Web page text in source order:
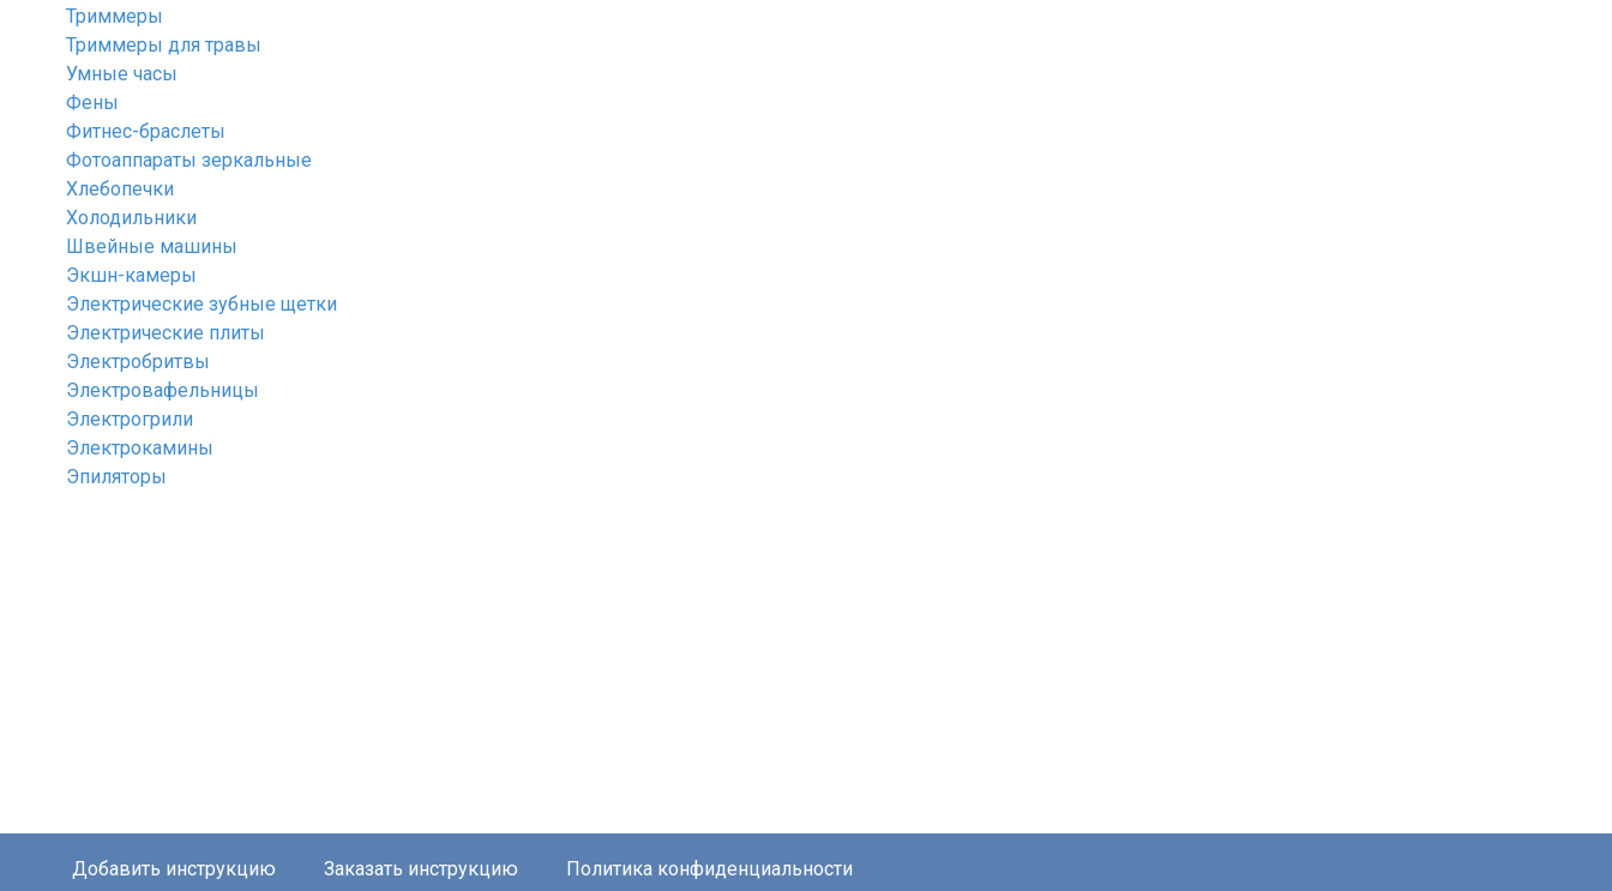
Триммеры
Триммеры для травы
Умные часы
Фены
Фитнес-браслеты
Фотоаппараты зеркальные
Хлебопечки
Холодильники
Швейные машины
Экшн-камеры
Электрические зубные щетки
Электрические плиты
Электробритвы
Электровафельницы
Электрогрили
Электрокамины
Эпиляторы
Добавить инструкцию Заказать инструкцию Политика конфиденциальности